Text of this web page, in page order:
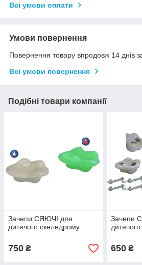
Всі умови оплати
Умови повернення
Повернення товару впродовж 14 днів
Всі умови повернення
Подібні товари компанії
Зачепи СЯЮЧІ для
дитячого скеледрому
750 ₴
Зачепи
650₴